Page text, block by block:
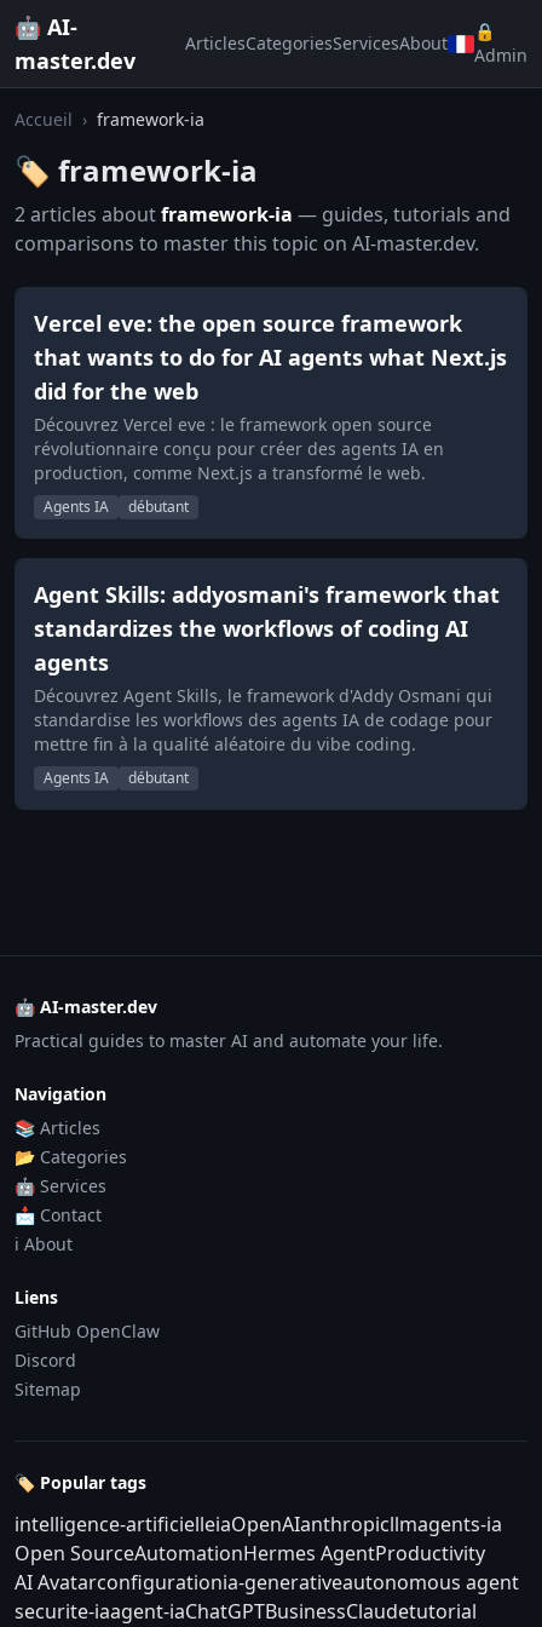
🤖 AI-
master.dev
ArticlesCategoriesServicesAbout
🔒
Admin
Accueil › framework-ia
🏷️ framework-ia
2 articles aboutframework-ia — guides, tutorials and
comparisons to master this topic on AI-master.dev.
Vercel eve: the open source framework
that wants to do for AI agents what Next.js
did for the web
Découvrez Vercel eve : le framework open source
révolutionnaire conçu pour créer des agents IA en
production, comme Next.js a transformé le web.
Agents IA débutant
Agent Skills: addyosmani's framework that
standardizes the workflows of coding AI
agents
Découvrez Agent Skills, le framework d'Addy Osmani qui
standardise les workflows des agents IA de codage pour
mettre fin à la qualité aléatoire du vibe coding.
Agents IA débutant
🤖 AI-master.dev
Practical guides to master AI and automate your life.
Navigation
📚 Articles
📂 Categories
🤖 Services
📩 Contact
ℹ️ About
Liens
GitHub OpenClaw
Discord
Sitemap
🏷️ Popular tags
intelligence-artificielleiaOpenAIanthropicllmagents-ia
Open SourceAutomationHermes AgentProductivity
AI Avatarconfigurationia-generativeautonomous agent
securite-iaagent-iaChatGPTBusinessClaudetutorial